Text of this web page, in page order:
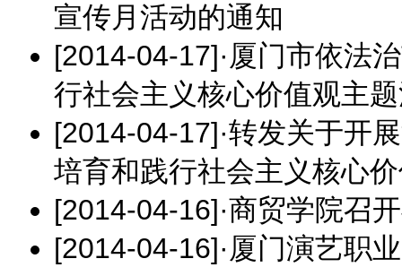
宣传月活动的通知
[2014-04-17]· 厦门市依法
行社会主义核心价值观主
[2014-04-17]·转发关于开
培育和践行社会主义核心
[2014-04-16]·商贸学院召
[2014-04-16]· 厦门演艺职